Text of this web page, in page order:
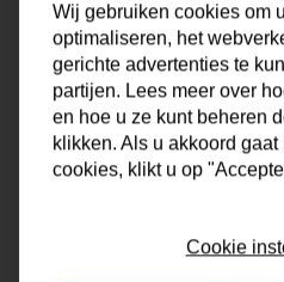
houtlook met een subtiele,
warme licht-eiken tint geeft
doek een rustige,
interieurs waarin eenvoud en
Davos-baklijst is gemaakt
beschermd wordt, maar ook
Wij gebruiken cookies om
optimaliseren, het
gerichte advertenties te
partijen. Lees meer over
en hoe u ze kunt beheren
klikken. Als u akkoord
cookies, klikt u op
Cookie